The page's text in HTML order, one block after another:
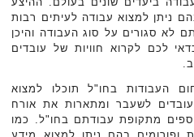
ניתן למצוא עבודה לעיתים רבות
לא סגורים על סוג העבודה והיכן
לכם לקרוא חוויות של עובדים
העבודות בחו"ל תוכלו למצוא
עובדים לשעבר ומתארות את אורח
מתקופת עבודתם בחו"ל. כמו